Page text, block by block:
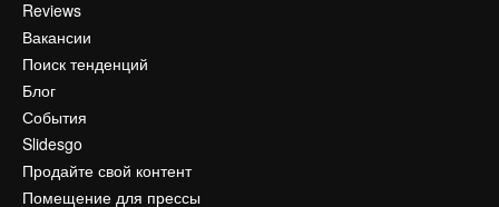
Reviews
Вакансии
Поиск тенденций
Блог
События
Slidesgo
Продайте свой контент
Помещение для прессы